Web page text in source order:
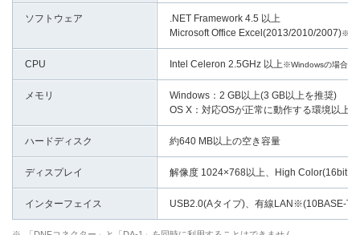
ソフトウェア
.NET Framework 4.5 以上
Microsoft Office Excel(2013/2010/2007)
CPU Intel Celeron 2.5GHz 以上※Windowsの場合
メモリ
Windows：2 GB以上(3 GB以上を推奨)
OS X：対応OSが正常に動作する環境以上
ハードディスク 約640 MB以上の空き容量
ディスプレイ 解像度 1024×768以上、High Color(16bit、
インターフェイス USB2.0(Aタイプ)、有線LAN※(10BASE-T/